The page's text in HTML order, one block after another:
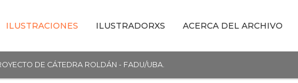
ILUSTRACIONES ILUSTRADORXS ACERCA DEL ARCHIVO
DE CÁTEDRA ROLDÁN - FADU/UBA.